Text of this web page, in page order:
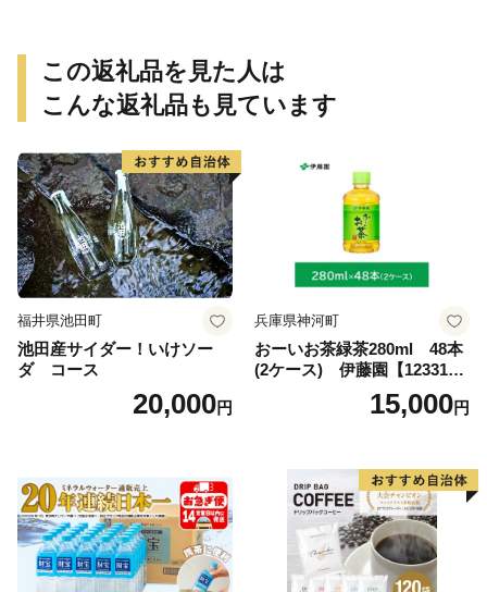
この返礼品を見た人は
こんな返礼品も見ています
福井県池田町
池田産サイダー！いけソー
ダ コース
20,000円
兵庫県神河町
おーいお茶緑茶280ml 48本
(2ケース) 伊藤園【123317
15,000円